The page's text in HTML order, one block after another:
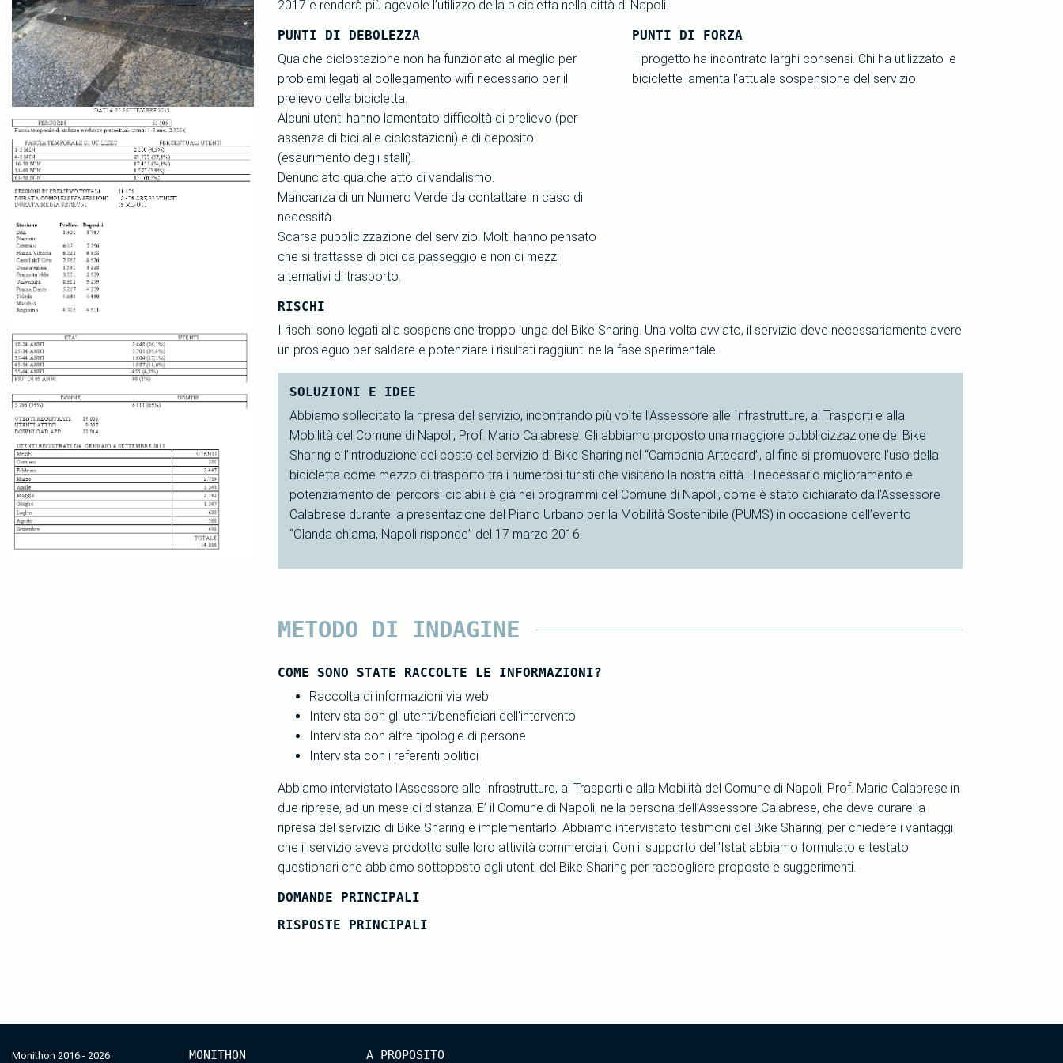
2017 e renderà più agevole l’utilizzo della bicicletta nella città di Napoli.
PUNTI DI DEBOLEZZA
Qualche ciclostazione non ha funzionato al meglio per
problemi legati al collegamento wifi necessario per il
prelievo della bicicletta.
Alcuni utenti hanno lamentato difficoltà di prelievo (per
assenza di bici alle ciclostazioni) e di deposito
(esaurimento degli stalli).
Denunciato qualche atto di vandalismo.
Mancanza di un Numero Verde da contattare in caso di
necessità.
Scarsa pubblicizzazione del servizio. Molti hanno pensato
che si trattasse di bici da passeggio e non di mezzi
alternativi di trasporto.
PUNTI DI FORZA
Il progetto ha incontrato larghi consensi. Chi ha utilizzato le
biciclette lamenta l’attuale sospensione del servizio.
RISCHI
I rischi sono legati alla sospensione troppo lunga del Bike Sharing. Una volta avviato, il servizio deve necessariamente avere
un prosieguo per saldare e potenziare i risultati raggiunti nella fase sperimentale.
SOLUZIONI E IDEE
Abbiamo sollecitato la ripresa del servizio, incontrando più volte l’Assessore alle Infrastrutture, ai Trasporti e alla
Mobilità del Comune di Napoli, Prof. Mario Calabrese. Gli abbiamo proposto una maggiore pubblicizzazione del Bike
Sharing e l’introduzione del costo del servizio di Bike Sharing nel “Campania Artecard”, al fine si promuovere l’uso della
bicicletta come mezzo di trasporto tra i numerosi turisti che visitano la nostra città. Il necessario miglioramento e
potenziamento dei percorsi ciclabili è già nei programmi del Comune di Napoli, come è stato dichiarato dall’Assessore
Calabrese durante la presentazione del Piano Urbano per la Mobilità Sostenibile (PUMS) in occasione dell’evento
“Olanda chiama, Napoli risponde” del 17 marzo 2016.
METODO DI INDAGINE
COME SONO STATE RACCOLTE LE INFORMAZIONI?
Raccolta di informazioni via web
Intervista con gli utenti/beneficiari dell'intervento
Intervista con altre tipologie di persone
Intervista con i referenti politici
Abbiamo intervistato l’Assessore alle Infrastrutture, ai Trasporti e alla Mobilità del Comune di Napoli, Prof. Mario Calabrese in
due riprese, ad un mese di distanza. E’ il Comune di Napoli, nella persona dell’Assessore Calabrese, che deve curare la
ripresa del servizio di Bike Sharing e implementarlo. Abbiamo intervistato testimoni del Bike Sharing, per chiedere i vantaggi
che il servizio aveva prodotto sulle loro attività commerciali. Con il supporto dell’Istat abbiamo formulato e testato
questionari che abbiamo sottoposto agli utenti del Bike Sharing per raccogliere proposte e suggerimenti.
DOMANDE PRINCIPALI
RISPOSTE PRINCIPALI
Monithon 2016 - 2026 MONITHON A PROPOSITO